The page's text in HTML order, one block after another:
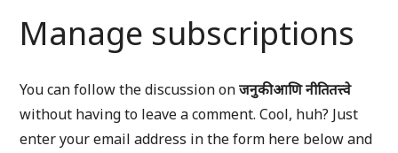
Manage subscriptions
You can follow the discussion onजनुकी आणि नीतितत्त्वे
without having to leave a comment. Cool, huh? Just
enter your email address in the form here below and